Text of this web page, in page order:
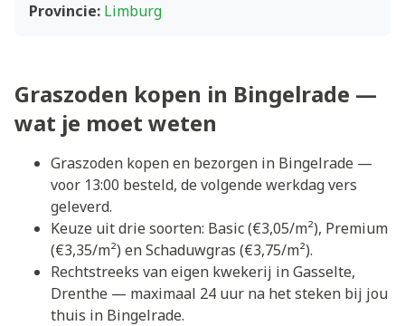
Provincie: Limburg
Graszoden kopen in Bingelrade —
wat je moet weten
Graszoden kopen en bezorgen in Bingelrade —
voor 13:00 besteld, de volgende werkdag vers
geleverd.
Keuze uit drie soorten: Basic (€3,05/m²), Premium
(€3,35/m²) en Schaduwgras (€3,75/m²).
Rechtstreeks van eigen kwekerij in Gasselte,
Drenthe — maximaal 24 uur na het steken bij jou
thuis in Bingelrade.